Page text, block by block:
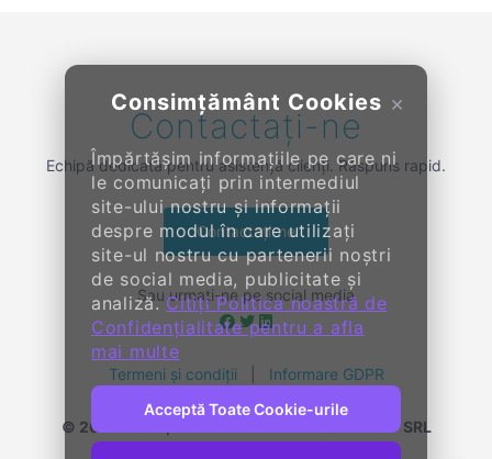
×
Consimțământ Cookies
Împărtășim informațiile pe care ni
le comunicați prin intermediul
site-ului nostru și informații
despre modul în care utilizați
site-ul nostru cu partenerii noștri
de social media, publicitate și
analiză.Citiți Politica noastră de
Confidențialitate pentru a afla
mai multe
Acceptă Toate Cookie-urile
Contactați-ne
Echipă dedicată pentru asistență clienți. Răspuns rapid.
Contactați-ne
Sau urmați-ne pe social media
Termeni și condiții Informare GDPR
© 2014-
2026, KENDALL ENTERPRISE GROUP SRL